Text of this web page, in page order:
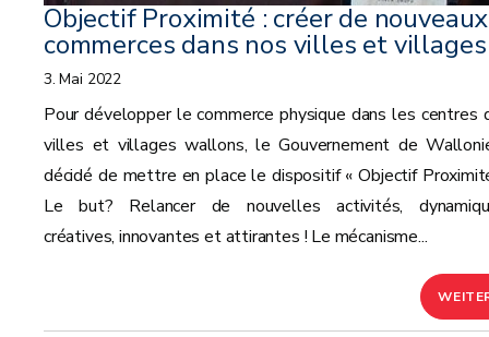
Objectif Proximité : créer de nouveaux
commerces dans nos villes et villages
3. Mai 2022
Pour développer le commerce physique dans les centres
villes et villages wallons, le Gouvernement de
décidé de mettre en place le dispositif « Objectif
Le but? Relancer de nouvelles activités,
créatives, innovantes et attirantes ! Le mécanisme...